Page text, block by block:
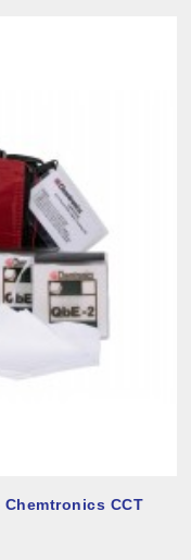
CCT